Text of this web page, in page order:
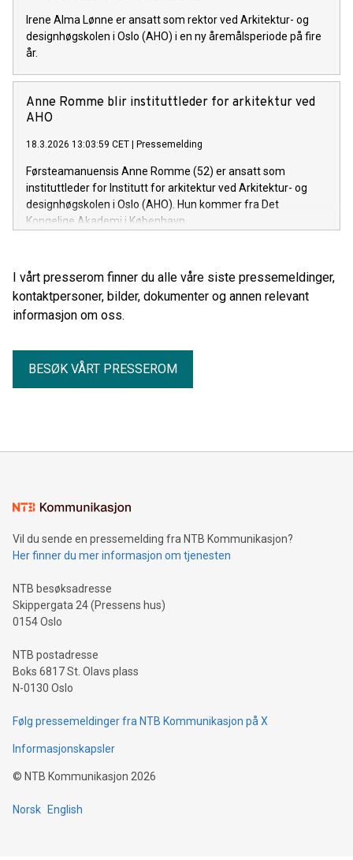
Irene Alma Lønne er ansatt som rektor ved Arkitektur- og
designhøgskolen i Oslo (AHO) i en ny åremålsperiode på fire
år.
Anne Romme blir instituttleder for arkitektur ved
AHO
18.3.2026 13:03:59 CET Pressemelding
Førsteamanuensis Anne Romme (52) er ansatt som
instituttleder for Institutt for arkitektur ved Arkitektur- og
designhøgskolen i Oslo (AHO). Hun kommer fra Det
Kongelige Akademi i København.
I vårt presserom finner du alle våre siste pressemeldinger,
kontaktpersoner, bilder, dokumenter og annen relevant
informasjon om oss.
BESØK VÅRT PRESSEROM
Vil du sende en pressemelding fra NTB Kommunikasjon?
Her finner du mer informasjon om tjenesten
NTB besøksadresse
Skippergata 24 (Pressens hus)
0154 Oslo
NTB postadresse
Boks 6817 St. Olavs plass
N-0130 Oslo
Følg pressemeldinger fra NTB Kommunikasjon på X
Informasjonskapsler
© NTB Kommunikasjon 2026
Norsk English